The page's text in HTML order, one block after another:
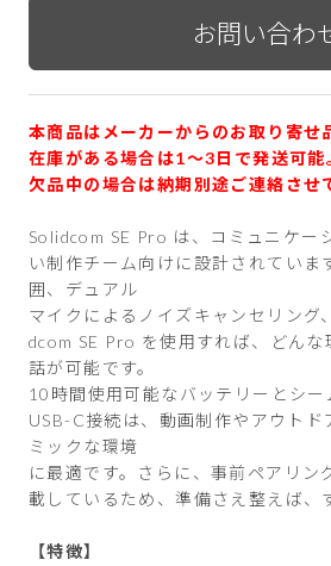
本商品はメーカーからのお取り寄せ
在庫がある場合は1〜3日で発送可能
欠品中の場合は納期別途ご連絡させ
Solidcom SE Pro は、コミュニケー
い制作チーム向けに設計されていま
囲、デュアル
マイクによるノイズキャンセリング
dcom SE Pro を使用すれば、どんな
話が可能です。
10時間使用可能なバッテリーとシー
USB-C接続は、動画制作やアウトド
ミックな環境
に最適です。さらに、事前ペアリン
載しているため、準備さえ整えば、
【特徴】